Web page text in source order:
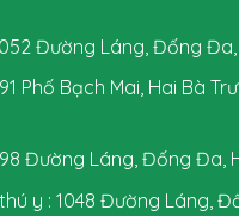
Đường Láng, Đống Đa,
Phố Bạch Mai, Hai Bà
Đường Láng, Đống Đa,
y : 1048 Đường Láng,